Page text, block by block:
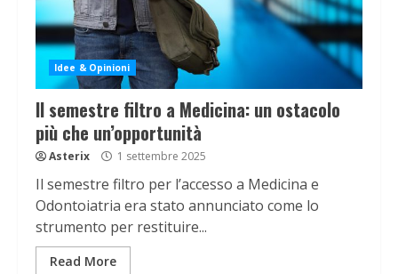
Idee & Opinioni
Il semestre filtro a Medicina: un ostacolo
più che un’opportunità
Asterix 1 settembre 2025
Il semestre filtro per l’accesso a Medicina e
Odontoiatria era stato annunciato come lo
strumento per restituire...
Read More